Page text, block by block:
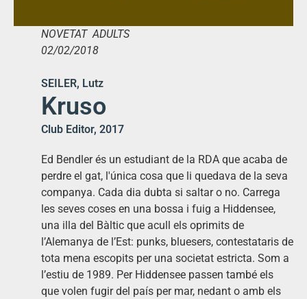
NOVETAT ADULTS
02/02/2018
SEILER, Lutz
Kruso
Club Editor, 2017
Ed Bendler és un estudiant de la RDA que acaba de
perdre el gat, l'única cosa que li quedava de la seva
companya. Cada dia dubta si saltar o no. Carrega
les seves coses en una bossa i fuig a Hiddensee,
una illa del Bàltic que acull els oprimits de
l’Alemanya de l’Est: punks, bluesers, contestataris de
tota mena escopits per una societat estricta. Som a
l’estiu de 1989. Per Hiddensee passen també els
que volen fugir del país per mar, nedant o amb els